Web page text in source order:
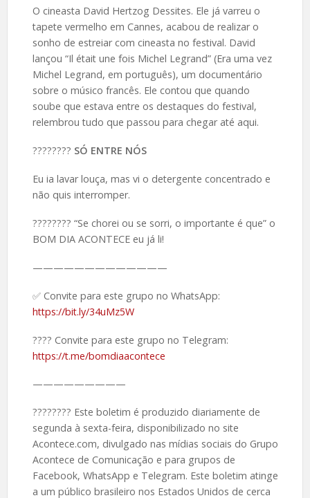
O cineasta David Hertzog Dessites. Ele já varreu o
tapete vermelho em Cannes, acabou de realizar o
sonho de estreiar com cineasta no festival. David
lançou “Il était une fois Michel Legrand” (Era uma vez
Michel Legrand, em português), um documentário
sobre o músico francês. Ele contou que quando
soube que estava entre os destaques do festival,
relembrou tudo que passou para chegar até aqui.
????️???? SÓ ENTRE NÓS
Eu ia lavar louça, mas vi o detergente concentrado e
não quis interromper.
????️???? “Se chorei ou se sorri, o importante é que” o
BOM DIA ACONTECE eu já li!
—————————————
✅ Convite para este grupo no WhatsApp:
https://bit.ly/34uMz5W
???? Convite para este grupo no Telegram:
https://t.me/bomdiaacontece
—————————
????️???? Este boletim é produzido diariamente de
segunda à sexta-feira, disponibilizado no site
Acontece.com, divulgado nas mídias sociais do Grupo
Acontece de Comunicação e para grupos de
Facebook, WhatsApp e Telegram. Este boletim atinge
a um público brasileiro nos Estados Unidos de cerca